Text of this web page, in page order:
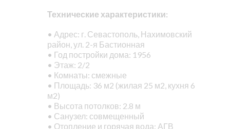
Технические характеристики:
• Адрес: г. Севастополь, Нахимовский
район, ул. 2-я Бастионная
• Год постройки дома: 1956
• Этаж: 2/2
• Комнаты: смежные
• Площадь: 36 м2 (жилая 25 м2, кухня 6
м2)
• Высота потолков: 2.8 м
• Санузел: совмещенный
• Отопление и горячая вода: АГВ